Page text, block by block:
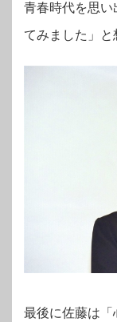
青春時代を思い
てみました」と
最後に佐藤は